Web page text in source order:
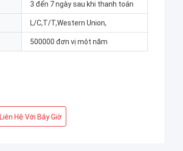
3 đến 7 ngày sau khi thanh toán
L/C,T/T,Western Union,
500000 đơn vị một năm
Liên Hệ Với Bây Giờ